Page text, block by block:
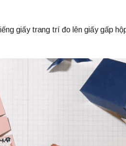
giấy trang trí đo lên giấy gấp